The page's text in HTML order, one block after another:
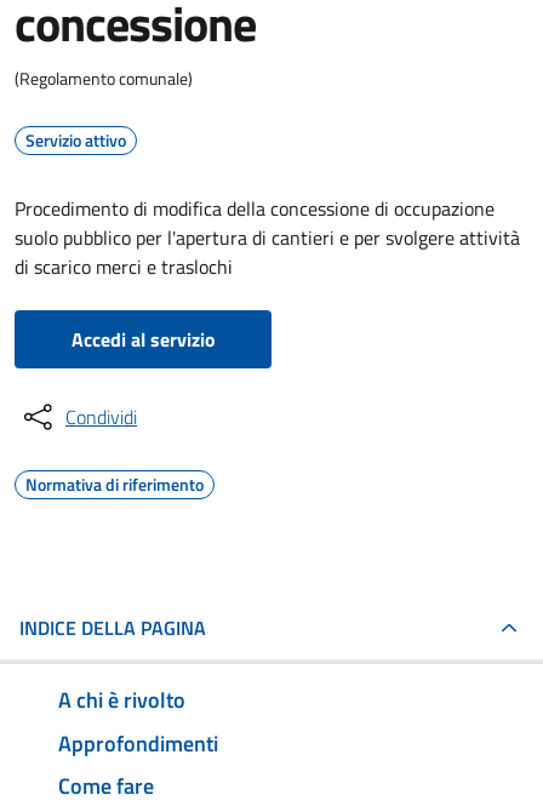
concessione
(Regolamento comunale)
Servizio attivo
Procedimento di modifica della concessione di occupazione
suolo pubblico per l'apertura di cantieri e per svolgere attività
di scarico merci e traslochi
Accedi al servizio
Condividi
Normativa di riferimento
INDICE DELLA PAGINA
A chi è rivolto
Approfondimenti
Come fare